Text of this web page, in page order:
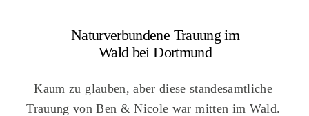
Naturverbundene Trauung im
Wald bei Dortmund
Kaum zu glauben, aber diese standesamtliche
Trauung von Ben & Nicole war mitten im Wald.